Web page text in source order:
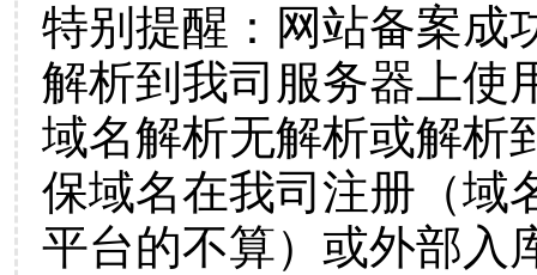
特别提醒：网站备案成
解析到我司服务器上使
域名解析无解析或解析
保域名在我司注册（域
平台的不算）或外部入